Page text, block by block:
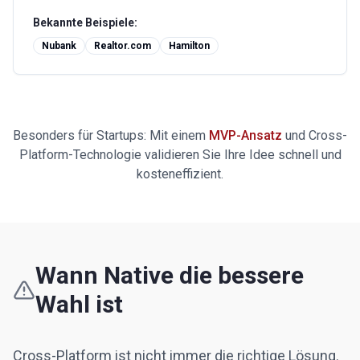
Bekannte Beispiele:
Nubank Realtor.com Hamilton
Besonders für Startups: Mit einem MVP-Ansatz und Cross-
Platform-Technologie validieren Sie Ihre Idee schnell und
kosteneffizient.
Wann Native die bessere
Wahl ist
Cross-Platform ist nicht immer die richtige Lösung.